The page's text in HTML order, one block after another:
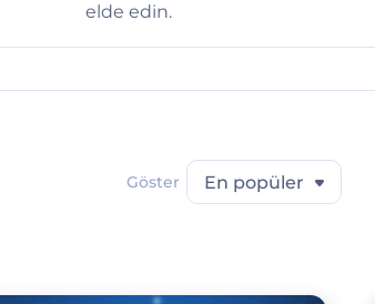
elde edin.
Göster En popüler